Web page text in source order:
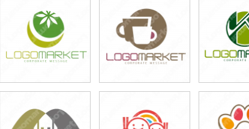
39,800円
(税込43,780円)
49,800円
(税込54,780円) (税込
39,800円
(税込43,780円)
49,800円
(税込54,780円) (税込